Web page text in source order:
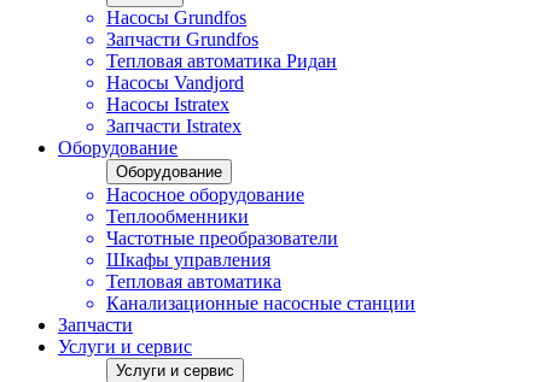
Насосы Grundfos
Запчасти Grundfos
Тепловая автоматика Ридан
Насосы Vandjord
Насосы Istratex
Запчасти Istratex
Оборудование
Оборудование
Насосное оборудование
Теплообменники
Частотные преобразователи
Шкафы управления
Тепловая автоматика
Канализационные насосные станции
Запчасти
Услуги и сервис
Услуги и сервис